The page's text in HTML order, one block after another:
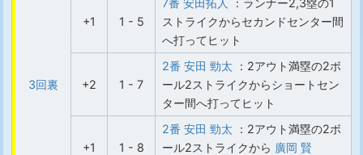
3回裏
+1 1 - 5
7番 安田拓人
：ランナー2,3塁の1
ストライクからセカンドセンター間
へ打ってヒット
+2 1 - 7
2番 安田 勁太 ：2アウト満塁の2ボ
ール2ストライクからショートセン
ター間へ打ってヒット
+1 1 - 8
2番 安田 勁太 ：2アウト満塁の2ボ
ール2ストライクから 廣岡 賢